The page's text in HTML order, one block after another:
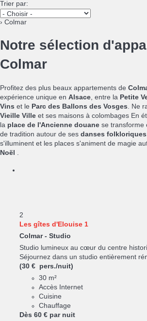
Trier par:
› Colmar
Notre sélection
Colmar
Profitez des plus beaux appartements de
expérience unique en Alsace, entre la Petite
Vins et le Parc des Ballons des Vosges. Ne
Vieille Ville et ses maisons à colombages En
la place de l'Ancienne douane se transforme
de tradition autour de ses danses folkloriques
s'illuminent et les places s'animent de magie
Noël .
2
Les gîtes d'Elouise 1
Colmar - Studio
Studio lumineux au cœur du centre
Séjournez dans un studio entièrement
(30 € pers./nuit)
30 m²
Accès Internet
Cuisine
Chauffage
Dès 60 € par nuit